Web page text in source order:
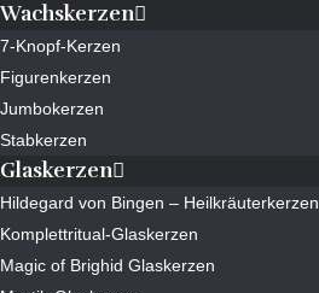
Wachskerzen
7-Knopf-Kerzen
Figurenkerzen
Jumbokerzen
Stabkerzen
Glaskerzen
Hildegard von Bingen – Heilkräuterkerzen
Komplettritual-Glaskerzen
Magic of Brighid Glaskerzen